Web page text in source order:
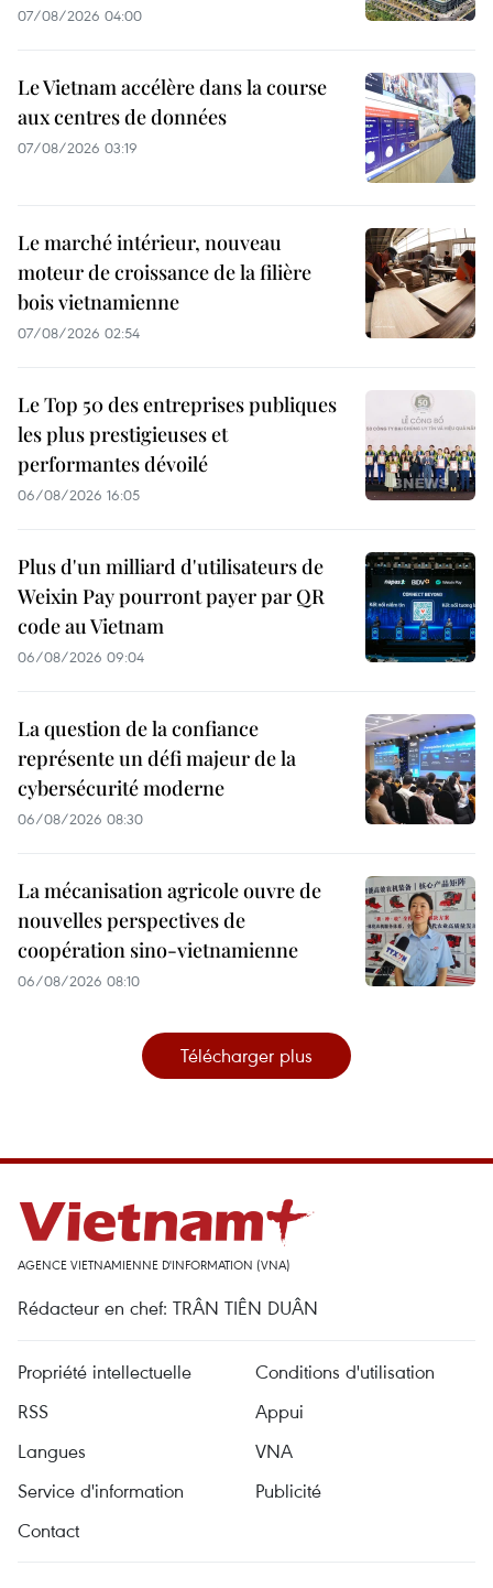
07/08/2026 04:00
Le Vietnam accélère dans la course
aux centres de données
07/08/2026 03:19
Le marché intérieur, nouveau
moteur de croissance de la filière
bois vietnamienne
07/08/2026 02:54
Le Top 50 des entreprises publiques
les plus prestigieuses et
performantes dévoilé
06/08/2026 16:05
Plus d'un milliard d'utilisateurs de
Weixin Pay pourront payer par QR
code au Vietnam
06/08/2026 09:04
La question de la confiance
représente un défi majeur de la
cybersécurité moderne
06/08/2026 08:30
La mécanisation agricole ouvre de
nouvelles perspectives de
coopération sino-vietnamienne
06/08/2026 08:10
Télécharger plus
AGENCE VIETNAMIENNE D'INFORMATION (VNA)
Rédacteur en chef: TRÂN TIÊN DUÂN
Propriété intellectuelle
Conditions d'utilisation
RSS
Appui
Langues
VNA
Service d'information
Publicité
Contact